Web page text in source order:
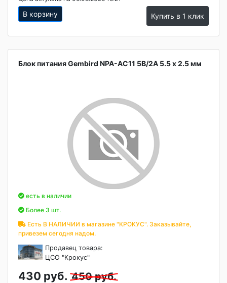
В корзину Купить в 1 клик
Блок питания Gembird NPA-AC11 5В/2А 5.5 x 2.5 мм
есть в наличии
Более 3 шт.
Есть В НАЛИЧИИ в магазине "КРОКУС". Заказывайте,
привезем сегодня надом.
Продавец товара:
ЦСО "Крокус"
430 руб. 450 руб.